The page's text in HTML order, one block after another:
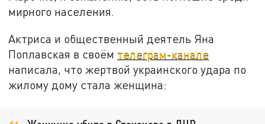
мирного населения.
Актриса и общественный деятель Яна
Поплавская в своём телеграм-канале
написала, что жертвой украинского удара по
жилому дому стала женщина: